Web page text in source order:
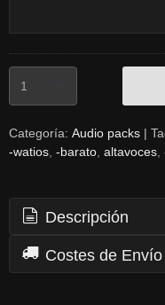
Categoría: Audio packs |
-watios -barato altavoces
Descripción
Costes de Envío